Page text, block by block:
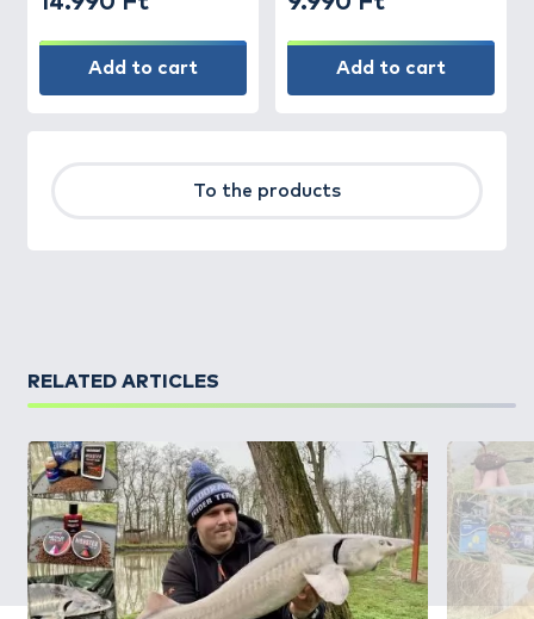
Add to cart Add to cart
To the products
RELATED ARTICLES